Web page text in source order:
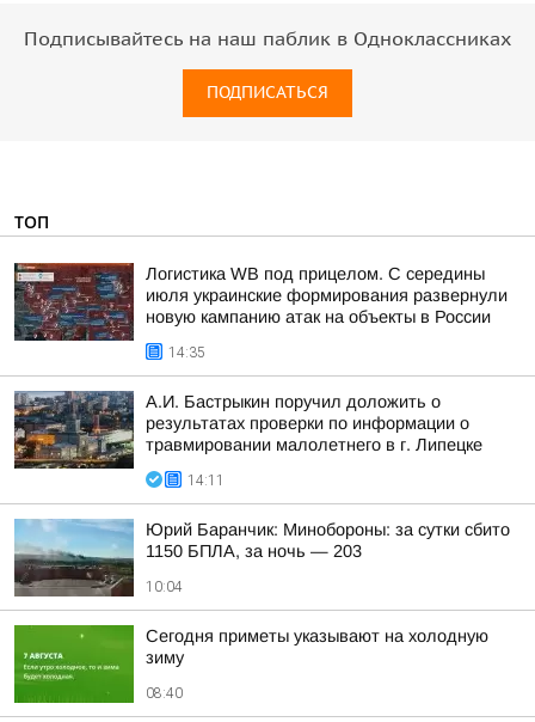
Подписывайтесь на наш паблик в Одноклассниках
ПОДПИСАТЬСЯ
ТОП
Логистика WB под прицелом. С середины
июля украинские формирования развернули
новую кампанию атак на объекты в России
14:35
А.И. Бастрыкин поручил доложить о
результатах проверки по информации о
травмировании малолетнего в г. Липецке
14:11
Юрий Баранчик: Минобороны: за сутки сбито
1150 БПЛА, за ночь — 203
10:04
Сегодня приметы указывают на холодную
зиму
08:40